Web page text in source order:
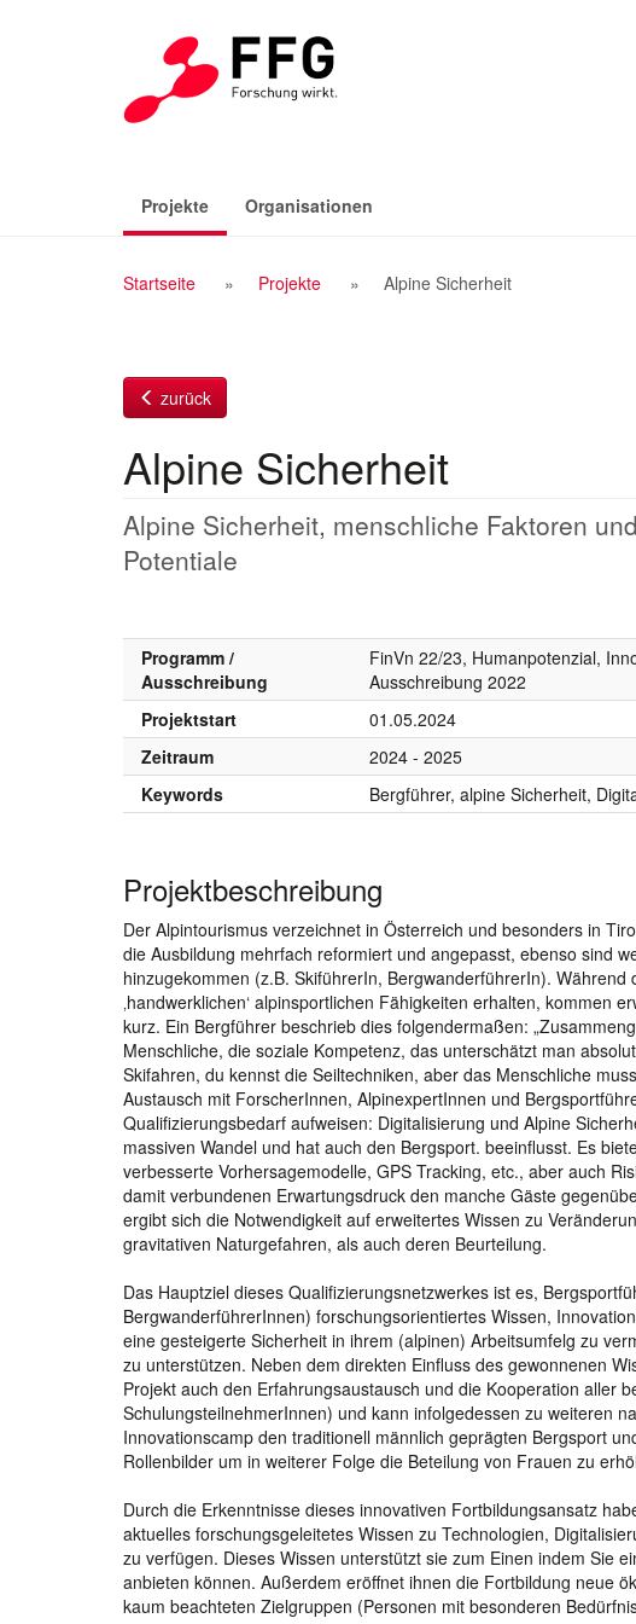
Projekte(aktiv)Organisationen
Breadcrumb
Startseite Projekte Alpine Sicherheit
zurück
Alpine Sicherheit
Alpine Sicherheit, menschliche Faktoren
Potentiale
Programm /
Ausschreibung
FinVn 22/23, Humanpotenzial,
Ausschreibung 2022
Projektstart 01.05.2024
Zeitraum
2024 - 2025
Keywords
Bergführer, alpine Sicherheit,
Projektbeschreibung
Der Alpintourismus verzeichnet in Österreich und besonders in
die Ausbildung mehrfach reformiert und angepasst, ebenso sind
hinzugekommen (z.B. SkiführerIn, BergwanderführerIn).
‚handwerklichen‘ alpinsportlichen Fähigkeiten erhalten, kommen
kurz. Ein Bergführer beschrieb dies folgendermaßen:
Menschliche, die soziale Kompetenz, das unterschätzt man
Skifahren, du kennst die Seiltechniken, aber das Menschliche
Austausch mit ForscherInnen, AlpinexpertInnen und
Qualifizierungsbedarf aufweisen: Digitalisierung und Alpine
massiven Wandel und hat auch den Bergsport. beeinflusst. Es
verbesserte Vorhersagemodelle, GPS Tracking, etc., aber auch
damit verbundenen Erwartungsdruck den manche Gäste
ergibt sich die Notwendigkeit auf erweitertes Wissen zu
gravitativen Naturgefahren, als auch deren Beurteilung.
Das Hauptziel dieses Qualifizierungsnetzwerkes ist es,
BergwanderführerInnen) forschungsorientiertes Wissen,
eine gesteigerte Sicherheit in ihrem (alpinen) Arbeitsumfelg zu
zu unterstützen. Neben dem direkten Einfluss des gewonnenen
Projekt auch den Erfahrungsaustausch und die Kooperation aller
SchulungsteilnehmerInnen) und kann infolgedessen zu weiteren
Innovationscamp den traditionell männlich geprägten Bergsport
Rollenbilder um in weiterer Folge die Beteilung von Frauen zu
Durch die Erkenntnisse dieses innovativen Fortbildungsansatz
aktuelles forschungsgeleitetes Wissen zu Technologien,
zu verfügen. Dieses Wissen unterstützt sie zum Einen indem Sie
anbieten können. Außerdem eröffnet ihnen die Fortbildung neue
kaum beachteten Zielgruppen (Personen mit besonderen